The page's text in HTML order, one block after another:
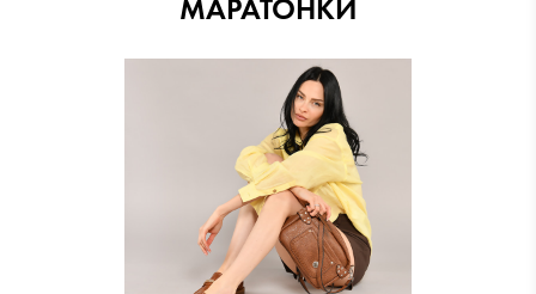
МАРАТОНКИ